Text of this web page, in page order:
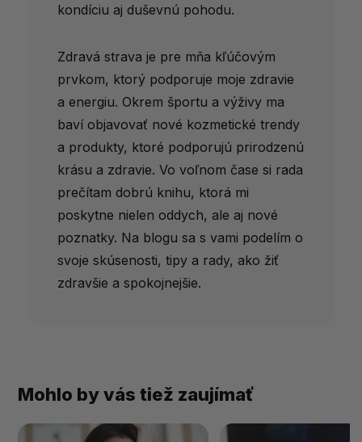
kondíciu aj duševnú pohodu.
Zdravá strava je pre mňa kľúčovým
prvkom, ktorý podporuje moje zdravie
a energiu. Okrem športu a výživy ma
baví objavovať nové kozmetické trendy
a produkty, ktoré podporujú prirodzenú
krásu a zdravie. Vo voľnom čase si rada
prečítam dobrú knihu, ktorá mi
poskytne nielen oddych, ale aj nové
poznatky. Na blogu sa s vami podelím o
svoje skúsenosti, tipy a rady, ako žiť
zdravšie a spokojnejšie.
Mohlo by vás tiež zaujímať